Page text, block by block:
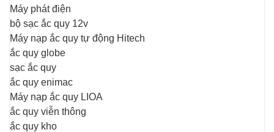
Máy phát điện
bộ sạc ắc quy 12v
Máy nạp ắc quy tự động Hitech
ắc quy globe
sạc ắc quy
ắc quy enimac
Máy nạp ắc quy LIOA
ắc quy viễn thông
ắc quy kho